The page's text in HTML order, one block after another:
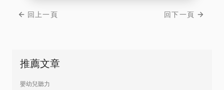
回上一頁 回下一頁
推薦文章
嬰幼兒聽力